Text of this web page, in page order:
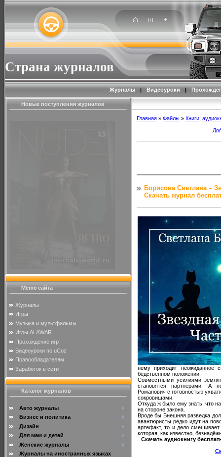
Страна журналов
Журналы | Видеоуроки |
Новые поступления журналов
Меню сайта
Журналы
Игры
Музыка и мультфильмы
Игры ALAWAR
Прохождение игр
Видеоуроки по uCoz
Правообладателям
Заработок в сети
Каталог журналов
Авто журналы
Бизнес и политика
Дизайн
Для мам и детей
Женские журналы
Журналы на иностранных языках
Главная » Файлы » Книги,
Борисова Светлана –
Скачать журнал
нему приходит неожиданное
бедственном положении.
Совместными усилиями
становятся партнёрами. А
Романович с готовностью
сокровищами.
Откуда ж было ему знать, что
на стороне закона.
Вроде бы Внешняя разведка
авантюристы редко идут на
артефакт, то и дело
которая, как известно,
Скачать аудиокнигу